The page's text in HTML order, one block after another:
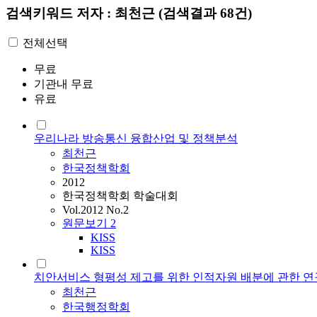
검색키워드 저자 : 최천근 (검색결과 68건)
전체선택
무료
기관내 무료
유료
우리나라 방송통신 융합산업 및 정책분석
최천근
한국정책학회
2012
한국정책학회 학술대회
Vol.2012 No.2
원문보기 2
KISS
KISS
치안서비스 형평성 제고를 위한 인적자원 배분에 관한 연
최천근
한국행정학회